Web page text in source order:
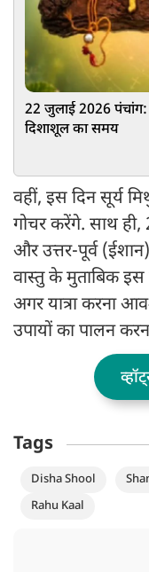
22 जुलाई 2026
दिशाशूल का समय
वहीं, इस दिन सूर्य
गोचर करेंगे. साथ ही,
और उत्तर-पूर्व
वास्तु के मुताबिक इस
अगर यात्रा करना
उपायों का पालन
Tags
Disha Shool
Rahu Kaal